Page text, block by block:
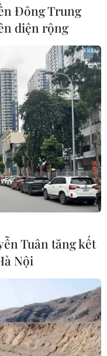
thế, lực phát
nghiệp lần thứ 4,
nhiều giải pháp để
động lực thúc đẩy
Đông Trung
diện rộng
Tuân tăng kết
Nội